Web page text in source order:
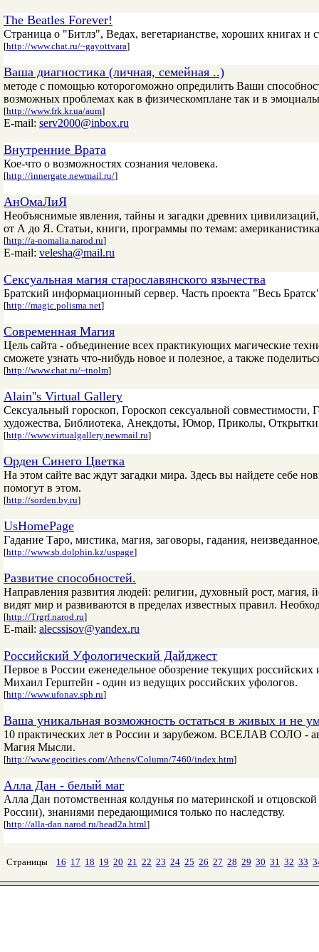
The Beatles Forever!
Страница о "Битлз", Ведах, вегетарианстве, хороших книгах и
[http://www.chat.ru/~gayottvara]
Ваша диагностика (личная, семейная ..)
методе с помощью которогоможно опредилить Ваши
возможных проблемах как в физическомплане так и в
[http://www.frk.kr.ua/aum]
E-mail: serv2000@inbox.ru
Внутренние Врата
Кое-что о возможностях сознания человека.
[http://innergate.newmail.ru/]
АнОмаЛиЯ
Необъяснимые явления, тайны и загадки древних
от А до Я. Статьи, книги, программы по темам:
[http://a-nomalia.narod.ru]
E-mail: velesha@mail.ru
Сексуальная магия старославянского язычества
Братский информационный сервер. Часть проекта "Весь
[http://magic.polisma.net]
Современная Магия
Цель сайта - объединение всех практикующих магические
сможете узнать что-нибудь новое и полезное, а также
[http://www.chat.ru/~tnolm]
Alain''s Virtual Gallery
Сексуальный гороскоп, Гороскоп сексуальной
художества, Библиотека, Анекдоты, Юмор, Приколы,
[http://www.virtualgallery.newmail.ru]
Орден Синего Цветка
На этом сайте вас ждут загадки мира. Здесь вы найдете себе
помогут в этом.
[http://sorden.by.ru]
UsHomePage
Гадание Таро, мистика, магия, заговоры, гадания,
[http://www.sb.dolphin.kz/uspage]
Развитие способностей.
Направления развития людей: религии, духовный рост, магия,
видят мир и развиваются в пределах известных правил.
[http://Trgrf.narod.ru]
E-mail: alecssisov@yandex.ru
Российский Уфологический Дайджест
Первое в России еженедельное обозрение текущих
Михаил Герштейн - один из ведущих российских уфологов.
[http://www.ufonav.spb.ru]
Ваша уникальная возможность остаться в живых и не
10 практических лет в России и зарубежом. ВСЕЛАВ СОЛО -
Магия Мысли.
[http://www.geocities.com/Athens/Column/7460/index.htm]
Алла Дан - белый маг
Алла Дан потомственная колдунья по материнской и
России), знаниями передающимися только по наследству.
[http://alla-dan.narod.ru/head2a.html]
Страницы 16 17 18 19 20 21 22 23 24 25 26 27 28 29 30 31 32 33